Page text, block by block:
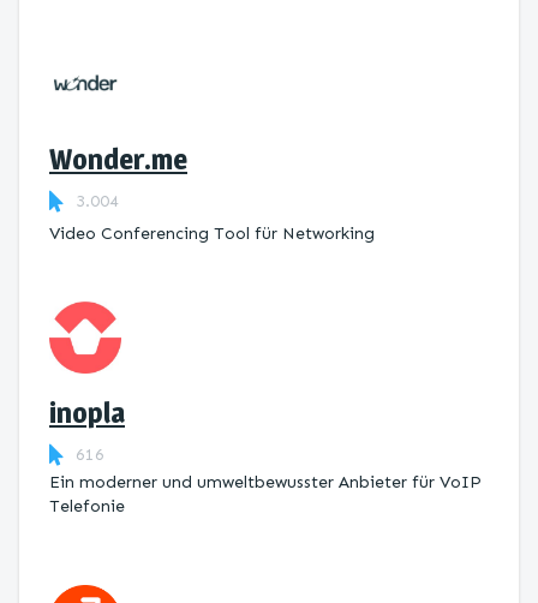
Wonder.me
3.004
Video Conferencing Tool für Networking
inopla
616
Ein moderner und umweltbewusster Anbieter für VoIP
Telefonie